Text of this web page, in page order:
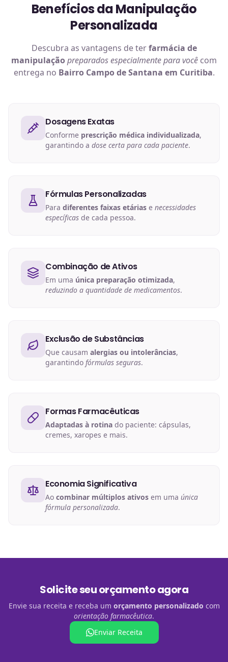
Benefícios da Manipulação
Personalizada
Descubra as vantagens de terfarmácia de
manipulaçãopreparados especialmente para você com
entrega no Bairro Campo de Santana em Curitiba.
Dosagens Exatas
Conforme prescrição médica individualizada,
garantindo a dose certa para cada paciente.
Fórmulas Personalizadas
Para diferentes faixas etárias e necessidades
específicas de cada pessoa.
Combinação de Ativos
Em uma única preparação otimizada,
reduzindo a quantidade de medicamentos.
Exclusão de Substâncias
Que causam alergias ou intolerâncias,
garantindo fórmulas seguras.
Formas Farmacêuticas
Adaptadas à rotina do paciente: cápsulas,
cremes, xaropes e mais.
Economia Significativa
Ao combinar múltiplos ativos em uma única
fórmula personalizada.
Solicite seu orçamento agora
Envie sua receita e receba um orçamento personalizado com
orientação farmacêutica.
Enviar Receita